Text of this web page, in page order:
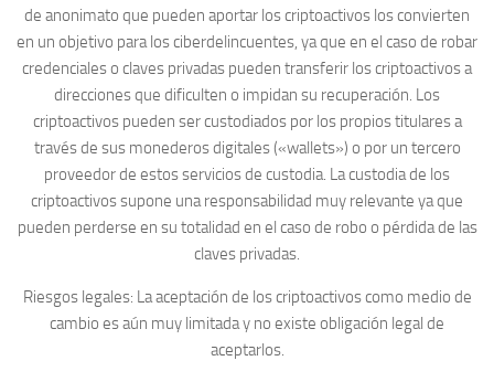
de anonimato que pueden aportar los criptoactivos los convierten
en un objetivo para los ciberdelincuentes, ya que en el caso de robar
credenciales o claves privadas pueden transferir los criptoactivos a
direcciones que dificulten o impidan su recuperación. Los
criptoactivos pueden ser custodiados por los propios titulares a
través de sus monederos digitales («wallets») o por un tercero
proveedor de estos servicios de custodia. La custodia de los
criptoactivos supone una responsabilidad muy relevante ya que
pueden perderse en su totalidad en el caso de robo o pérdida de las
claves privadas.
Riesgos legales: La aceptación de los criptoactivos como medio de
cambio es aún muy limitada y no existe obligación legal de
aceptarlos.